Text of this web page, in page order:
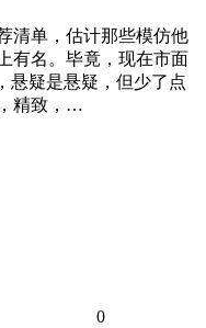
清单，估计那些模仿他
有名。毕竟，现在市面
悬疑是悬疑，但少了点
精致，…
0